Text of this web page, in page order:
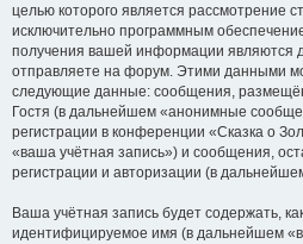
целью которого является рассмотрение
исключительно программным
получения вашей информации являются
отправляете на форум. Этими данными
следующие данные: сообщения,
Гостя (в дальнейшем «анонимные
регистрации в конференции «Сказка о
«ваша учётная запись») и сообщения,
регистрации и авторизации (в
Ваша учётная запись будет содержать,
идентифицируемое имя (в дальнейшем